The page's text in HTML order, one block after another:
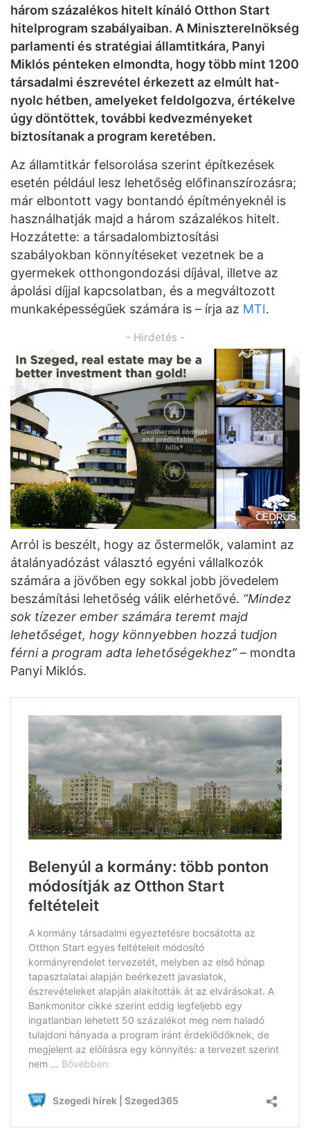
három százalékos hitelt kínáló Otthon Start
hitelprogram szabályaiban. A Miniszterelnökség
parlamenti és stratégiai államtitkára, Panyi
Miklós pénteken elmondta, hogy több mint 1200
társadalmi észrevétel érkezett az elmúlt hat-
nyolc hétben, amelyeket feldolgozva, értékelve
úgy döntöttek, további kedvezményeket
biztosítanak a program keretében.
Az államtitkár felsorolása szerint építkezések
esetén például lesz lehetőség előfinanszírozásra;
már elbontott vagy bontandó építményeknél is
használhatják majd a három százalékos hitelt.
Hozzátette: a társadalombiztosítási
szabályokban könnyítéseket vezetnek be a
gyermekek otthongondozási díjával, illetve az
ápolási díjjal kapcsolatban, és a megváltozott
munkaképességűek számára is – írja az MTI.
- Hirdetés -
Arról is beszélt, hogy az őstermelők, valamint az
átalányadózást választó egyéni vállalkozók
számára a jövőben egy sokkal jobb jövedelem
beszámítási lehetőség válik elérhetővé. “Mindez
sok tízezer ember számára teremt majd
lehetőséget, hogy könnyebben hozzá tudjon
férni a program adta lehetőségekhez”– mondta
Panyi Miklós.